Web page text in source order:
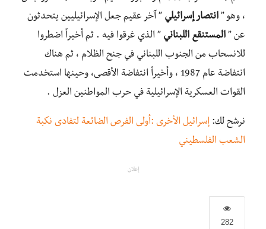
، وهو ” انتصار إسرائيلي ” آخر عقيم جعل الإسرائيليين يتحدثون
عن ” المستنقع اللبناني ” الذي غرقوا فيه . ثم أخيراً اضطروا
للانسحاب من الجنوب اللبناني في جنح الظلام ، ثم هناك
انتفاضة عام 1987 ، وأخيراً انتفاضة الأقصى، وحينها استخدمت
القوات العسكرية الإسرائيلية في حرب المواطنين العزل .
نرشح لك: إسرائيل الأخرى :أولى الفرص الضائعة لتفادى نكبة
الشعب الفلسطيني
إعلان
282